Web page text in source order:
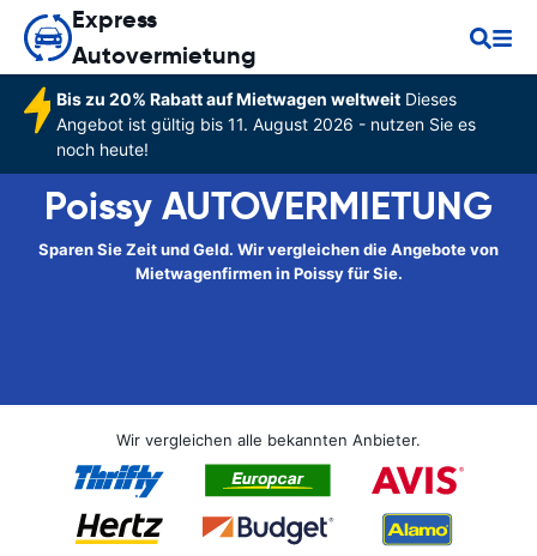
Express
Autovermietung
Bis zu 20% Rabatt auf Mietwagen weltweitDieses
Angebot ist gültig bis 11. August 2026 - nutzen Sie es
noch heute!
Poissy AUTOVERMIETUNG
Sparen Sie Zeit und Geld. Wir vergleichen die Angebote von
Mietwagenfirmen in Poissy für Sie.
Wir vergleichen alle bekannten Anbieter.